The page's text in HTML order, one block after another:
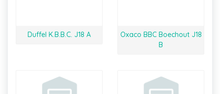
Duffel K.B.B.C. J18 A
Oxaco BBC Boechout J18
B